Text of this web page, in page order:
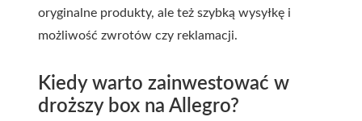
oryginalne produkty, ale też szybką wysyłkę i
możliwość zwrotów czy reklamacji.
Kiedy warto zainwestować w
droższy box na Allegro?